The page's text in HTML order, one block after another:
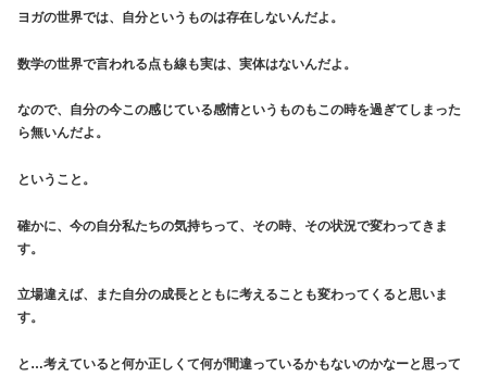
ヨガの世界では、自分というものは存在しないんだよ。
数学の世界で言われる点も線も実は、実体はないんだよ。
なので、自分の今この感じている感情というものもこの時を過ぎてしまった
ら無いんだよ。
ということ。
確かに、今の自分私たちの気持ちって、その時、その状況で変わってきま
す。
立場違えば、また自分の成長とともに考えることも変わってくると思いま
す。
と…考えていると何か正しくて何が間違っているかもないのかなーと思って